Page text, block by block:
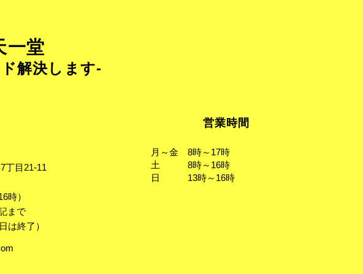
一堂
解決します-
丁目21-11
時）
まで
は終了）
営業時間
月～金 8時～17時
土 8時～16時
日 13時～16時